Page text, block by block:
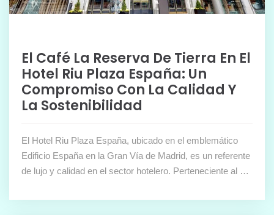
El Café La Reserva De Tierra En El
Hotel Riu Plaza España: Un
Compromiso Con La Calidad Y
La Sostenibilidad
El Hotel Riu Plaza España, ubicado en el emblemático
Edificio España en la Gran Vía de Madrid, es un referente
de lujo y calidad en el sector hotelero. Perteneciente al …